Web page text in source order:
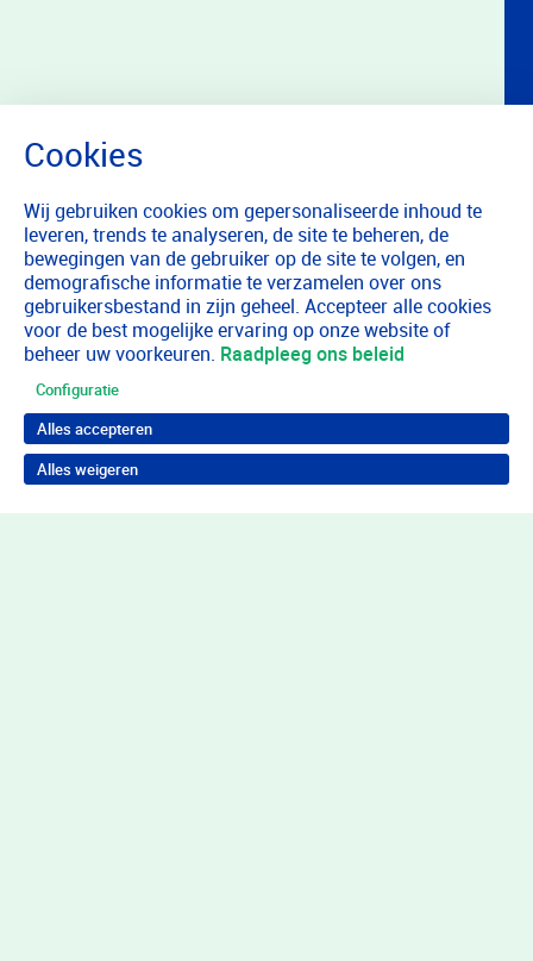
Wij gebruiken cookies om gepersonaliseerde inhoud te
leveren, trends te analyseren, de site te beheren, de
bewegingen van de gebruiker op de site te volgen, en
demografische informatie te verzamelen over ons
gebruikersbestand in zijn geheel. Accepteer alle cookies
voor de best mogelijke ervaring op onze website of
beheer uw voorkeuren. Raadpleeg ons beleid
Configuratie
Alles accepteren
Alles weigeren